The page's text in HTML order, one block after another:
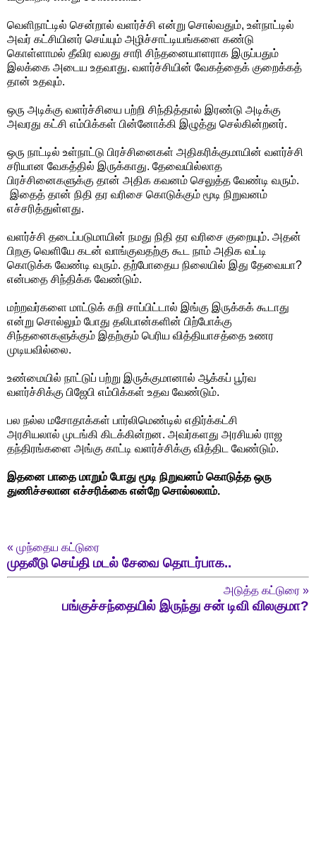
வெளிநாட்டில் சென்றால் வளர்ச்சி என்று சொல்வதும், உள்நாட்டில்
அவர் கட்சியினர் செய்யும் அழிச்சாட்டியங்களை கண்டு
கொள்ளாமல் தீவிர வலது சாரி சிந்தனையாளராக இருப்பதும்
இலக்கை அடைய உதவாது. வளர்ச்சியின் வேகத்தைக் குறைக்கத்
தான் உதவும்.
ஒரு அடிக்கு வளர்ச்சியை பற்றி சிந்தித்தால் இரண்டு அடிக்கு
அவரது கட்சி எம்பிக்கள் பின்னோக்கி இழுத்து செல்கின்றனர்.
ஒரு நாட்டில் உள்நாட்டு பிரச்சினைகள் அதிகரிக்குமாயின் வளர்ச்சி
சரியான வேகத்தில் இருக்காது. தேவையில்லாத
பிரச்சினைகளுக்கு தான் அதிக கவனம் செலுத்த வேண்டி வரும்.
இதைத் தான் நிதி தர வரிசை கொடுக்கும் மூடி நிறுவனம்
எச்சரித்துள்ளது.
வளர்ச்சி தடைப்படுமாயின் நமது நிதி தர வரிசை குறையும். அதன்
பிறகு வெளியே கடன் வாங்குவதற்கு கூட நாம் அதிக வட்டி
கொடுக்க வேண்டி வரும். தற்போதைய நிலையில் இது தேவையா?
என்பதை சிந்திக்க வேண்டும்.
மற்றவர்களை மாட்டுக் கறி சாப்பிட்டால் இங்கு இருக்கக் கூடாது
என்று சொல்லும் போது தலிபான்களின் பிற்போக்கு
சிந்தனைகளுக்கும் இதற்கும் பெரிய வித்தியாசத்தை உணர
முடியவில்லை.
உண்மையில் நாட்டுப் பற்று இருக்குமானால் ஆக்கப் பூர்வ
வளர்ச்சிக்கு பிஜேபி எம்பிக்கள் உதவ வேண்டும்.
பல நல்ல மசோதாக்கள் பார்லிமெண்டில் எதிர்க்கட்சி
அரசியலால் முடங்கி கிடக்கின்றன. அவர்களது அரசியல் ராஜ
தந்திரங்களை அங்கு காட்டி வளர்ச்சிக்கு வித்திட வேண்டும்.
இதனை பாதை மாறும் போது மூடி நிறுவனம் கொடுத்த ஒரு
துணிச்சலான எச்சரிக்கை என்றே சொல்லலாம்.
« முந்தைய கட்டுரை
முதலீடு செய்தி மடல் சேவை தொடர்பாக..
அடுத்த கட்டுரை »
பங்குச்சந்தையில் இருந்து சன் டிவி விலகுமா?